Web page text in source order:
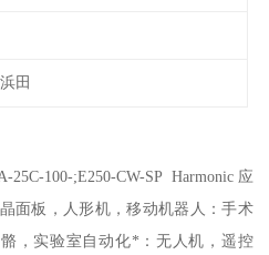
田
25C-100-;E250-CW-SP Harmonic应
面板，人形机，移动机器人：手术
，实验室自动化*：无人机，遥控